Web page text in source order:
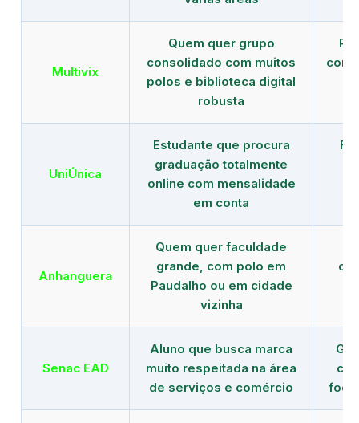
Multivix
Quem quer grupo
consolidado com muitos
polos e biblioteca digital
robusta
com
UniÚnica
Estudante que procura
graduação totalmente
online com mensalidade
em conta
Anhanguera
Quem quer faculdade
grande, com polo em
Paudalho ou em cidade
vizinha
Senac EAD
Aluno que busca marca
muito respeitada na área
de serviços e comércio
foco